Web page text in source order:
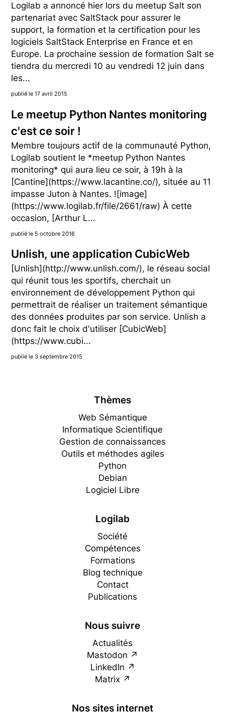
Logilab a annoncé hier lors du meetup Salt son
partenariat avec SaltStack pour assurer le
support, la formation et la certification pour les
logiciels SaltStack Enterprise en France et en
Europe. La prochaine session de formation Salt se
tiendra du mercredi 10 au vendredi 12 juin dans
les...
publié le 17 avril 2015
Le meetup Python Nantes monitoring
c'est ce soir !
Membre toujours actif de la communauté Python,
Logilab soutient le *meetup Python Nantes
monitoring* qui aura lieu ce soir, à 19h à la
[Cantine](https://www.lacantine.co/), située au 11
impasse Juton à Nantes. ![image]
(https://www.logilab.fr/file/2661/raw) À cette
occasion, [Arthur L...
publié le 5 octobre 2016
Unlish, une application CubicWeb
[Unlish](http://www.unlish.com/), le réseau social
qui réunit tous les sportifs, cherchait un
environnement de développement Python qui
permettrait de réaliser un traitement sémantique
des données produites par son service. Unlish a
donc fait le choix d'utiliser [CubicWeb]
(https://www.cubi...
publié le 3 septembre 2015
Thèmes
Web Sémantique
Informatique Scientifique
Gestion de connaissances
Outils et méthodes agiles
Python
Debian
Logiciel Libre
Logilab
Société
Compétences
Formations
Blog technique
Contact
Publications
Nous suivre
Actualités
Mastodon
LinkedIn
Matrix
Nos sites internet